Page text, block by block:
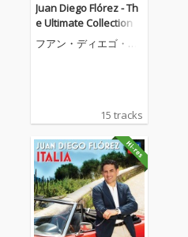
Juan Diego Flórez - Th
e Ultimate Collection
フアン・ディエゴ・フ
15 tracks